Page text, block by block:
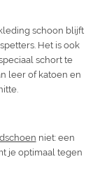
schoon blijft
Het is ook
schort te
leer of katoen en
niet: een
je optimaal tegen